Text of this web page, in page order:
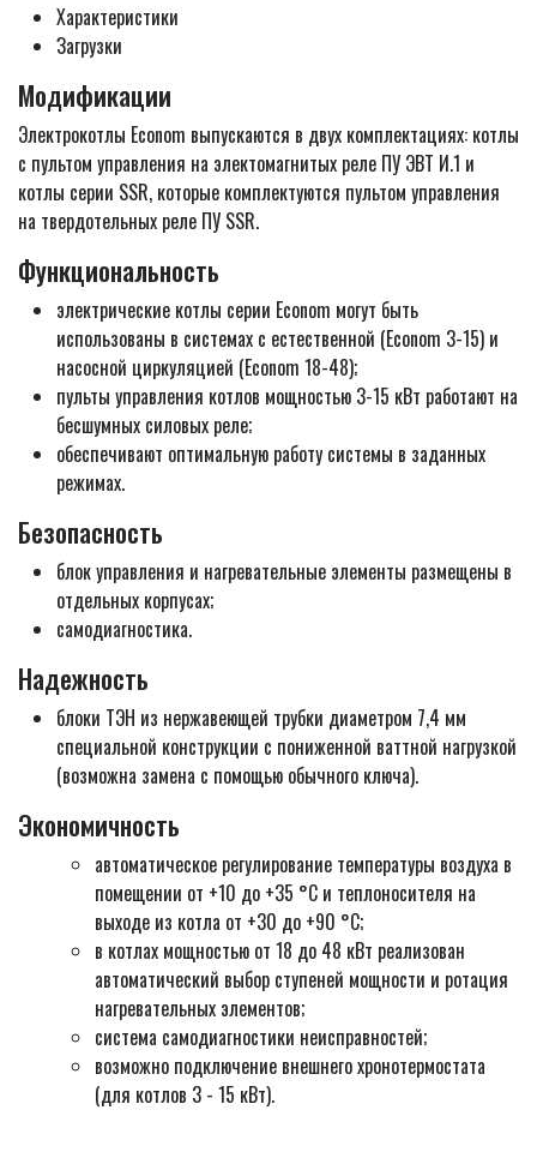
Характеристики
Загрузки
Модификации
Электрокотлы Econom выпускаются в двух комплектациях: котлы
c пультом управления на электомагнитых реле ПУ ЭВТ И.1 и
котлы серии SSR, которые комплектуются пультом управления
на твердотельных реле ПУ SSR.
Функциональность
электрические котлы серии Econom могут быть
использованы в системах с естественной (Econom 3-15) и
насосной циркуляцией (Econom 18-48);
пульты управления котлов мощностью 3-15 кВт работают на
бесшумных силовых реле;
обеспечивают оптимальную работу системы в заданных
режимах.
Безопасность
блок управления и нагревательные элементы размещены в
отдельных корпусах;
самодиагностика.
Надежность
блоки ТЭН из нержавеющей трубки диаметром 7,4 мм
специальной конструкции с пониженной ваттной нагрузкой
(возможна замена с помощью обычного ключа).
Экономичность
автоматическое регулирование температуры воздуха в
помещении от +10 до +35 °С и теплоносителя на
выходе из котла от +30 до +90 °С;
в котлах мощностью от 18 до 48 кВт реализован
автоматический выбор ступеней мощности и ротация
нагревательных элементов;
система самодиагностики неисправностей;
возможно подключение внешнего хронотермостата
(для котлов 3 - 15 кВт).